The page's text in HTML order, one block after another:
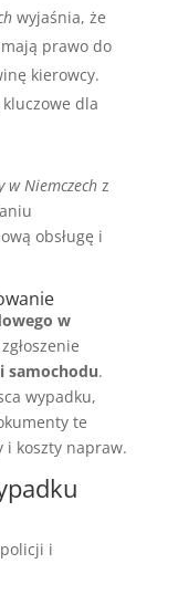
wyjaśnia, że
prawo do
kierowcy.
dla
w Niemczechz
obsługę i
w
samochodu.
wypadku,
te
i koszty napraw.
i